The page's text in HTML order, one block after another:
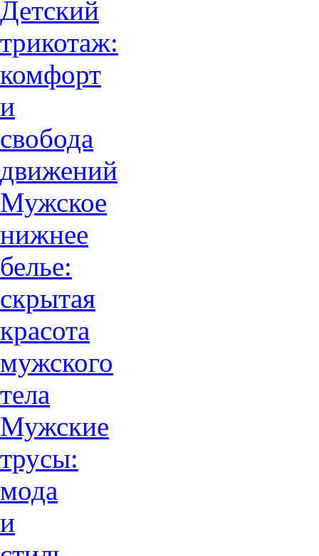
Детский
трикотаж:
комфорт
и
свобода
движений
Мужское
нижнее
белье:
скрытая
красота
мужского
тела
Мужские
трусы:
мода
и